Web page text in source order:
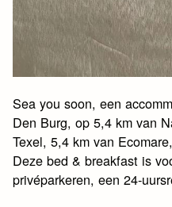
Sea you soon, een
Den Burg, op 5,4 km van
Texel, 5,4 km van
Deze bed & breakfast is
privéparkeren, een 24-